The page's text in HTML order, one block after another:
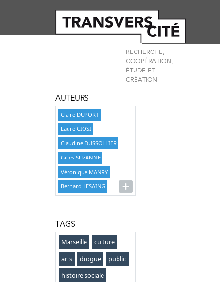
RECHERCHE,
COOPÉRATION,
ÉTUDE ET
CRÉATION
AUTEURS
Claire DUPORT
Laure CIOSI
Claudine DUSSOLLIER
Gilles SUZANNE
Véronique MANRY
Bernard LESAING
TAGS
Marseille
culture
arts
drogue
public
histoire sociale